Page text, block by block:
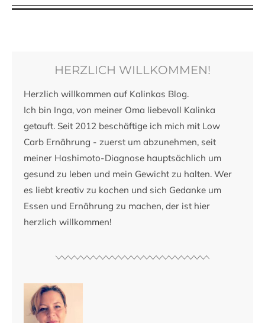
HERZLICH WILLKOMMEN!
Herzlich willkommen auf Kalinkas Blog.
Ich bin Inga, von meiner Oma liebevoll Kalinka
getauft. Seit 2012 beschäftige ich mich mit Low
Carb Ernährung - zuerst um abzunehmen, seit
meiner Hashimoto-Diagnose hauptsächlich um
gesund zu leben und mein Gewicht zu halten. Wer
es liebt kreativ zu kochen und sich Gedanke um
Essen und Ernährung zu machen, der ist hier
herzlich willkommen!